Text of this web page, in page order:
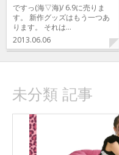
ですっ(海▽海)/ 6.9に売りま
す。 新作グッズはもう一つあ
ります。 それは…
2013.06.06
未分類 記事